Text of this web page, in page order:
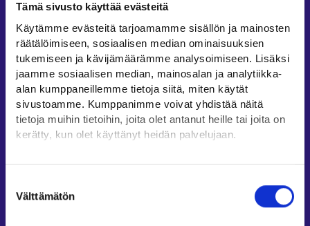
Tämä sivusto käyttää evästeitä
Käytämme evästeitä tarjoamamme sisällön ja mainosten
räätälöimiseen, sosiaalisen median ominaisuuksien
tukemiseen ja kävijämäärämme analysoimiseen. Lisäksi
jaamme sosiaalisen median, mainosalan ja analytiikka-
alan kumppaneillemme tietoja siitä, miten käytät
sivustoamme. Kumppanimme voivat yhdistää näitä
tietoja muihin tietoihin, joita olet antanut heille tai joita on
kerätty, kun olet käyttänyt heidän palvelujaan.
Löydät tietoa evästeiden käyttötarkoituksista
Lue tarkemmin
valinta
Välttämätön
Työllisyysalueiden yhteystiedot
Sähköisen asioinnin tuki
Työttömyysturvaneuvonta
Yritys- ja työnantaja-asiakkaan neuvontapalvelut
Asiointi- ja Oma työpolku -osioiden ohjeet
Tuki ja palaute
Työ- ja elinkeinoministeriö⁠